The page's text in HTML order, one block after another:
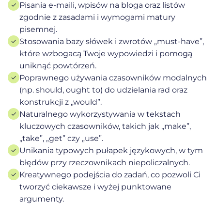
✓ Pisania e-maili, wpisów na bloga oraz listów
zgodnie z zasadami i wymogami matury
pisemnej.
✓ Stosowania bazy słówek i zwrotów „must-have”,
które wzbogacą Twoje wypowiedzi i pomogą
uniknąć powtórzeń.
✓ Poprawnego używania czasowników modalnych
(np. should, ought to) do udzielania rad oraz
konstrukcji z „would”.
✓ Naturalnego wykorzystywania w tekstach
kluczowych czasowników, takich jak „make”,
„take”, „get” czy „use”.
✓ Unikania typowych pułapek językowych, w tym
błędów przy rzeczownikach niepoliczalnych.
✓ Kreatywnego podejścia do zadań, co pozwoli Ci
tworzyć ciekawsze i wyżej punktowane
argumenty.